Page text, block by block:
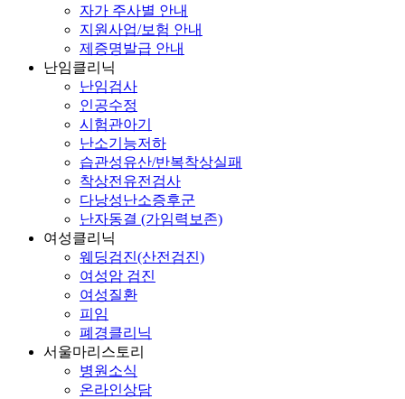
자가 주사별 안내
지원사업/보험 안내
제증명발급 안내
난임클리닉
난임검사
인공수정
시험관아기
난소기능저하
습관성유산/반복착상실패
착상전유전검사
다낭성난소증후군
난자동결 (가임력보존)
여성클리닉
웨딩검진(산전검진)
여성암 검진
여성질환
피임
폐경클리닉
서울마리스토리
병원소식
온라인상담